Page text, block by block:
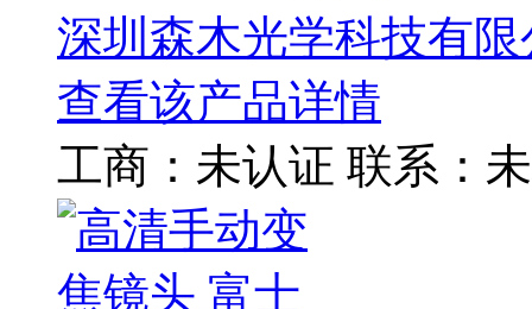
深圳森木光学科技有限
查看该产品详情
工商： 未认证 联系：